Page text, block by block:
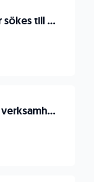
Administratör sökes till Markverkstaden
Handläggare verksamhetssäkerhet